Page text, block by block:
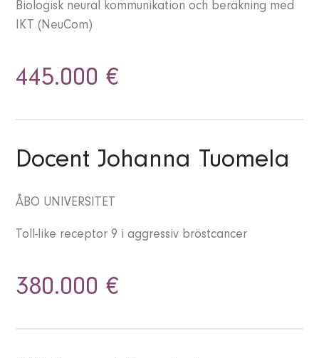
Biologisk neural kommunikation och beräkning med
IKT (NeuCom)
445.000 €
Docent Johanna Tuomela
ÅBO UNIVERSITET
Toll-like receptor 9 i aggressiv bröstcancer
380.000 €